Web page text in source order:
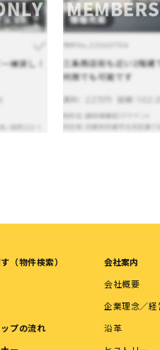
（物件検索）
プの流れ
会社案内
会社概要
企業理念／経
沿革